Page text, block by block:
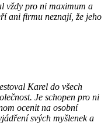
vždy pro ni maximum a
ani firmu neznají, že jeho
Karel do všech
Je schopen pro ni
ocenit na osobní
svých myšlenek a